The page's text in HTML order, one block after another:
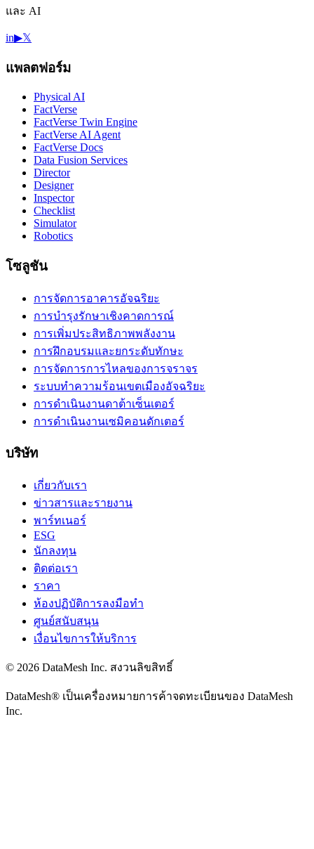
และ AI
in▶𝕏
แพลตฟอร์ม
Physical AI
FactVerse
FactVerse Twin Engine
FactVerse AI Agent
FactVerse Docs
Data Fusion Services
Director
Designer
Inspector
Checklist
Simulator
Robotics
โซลูชัน
การจัดการอาคารอัจฉริยะ
การบำรุงรักษาเชิงคาดการณ์
การเพิ่มประสิทธิภาพพลังงาน
การฝึกอบรมและยกระดับทักษะ
การจัดการการไหลของการจราจร
ระบบทำความร้อนเขตเมืองอัจฉริยะ
การดำเนินงานดาต้าเซ็นเตอร์
การดำเนินงานเซมิคอนดักเตอร์
บริษัท
เกี่ยวกับเรา
ข่าวสารและรายงาน
พาร์ทเนอร์
ESG
นักลงทุน
ติดต่อเรา
ราคา
ห้องปฏิบัติการลงมือทำ
ศูนย์สนับสนุน
เงื่อนไขการให้บริการ
© 2026 DataMesh Inc. สงวนลิขสิทธิ์
DataMesh® เป็นเครื่องหมายการค้าจดทะเบียนของ DataMesh
Inc.